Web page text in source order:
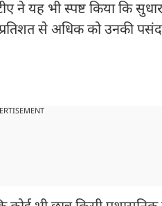
ने यह भी स्पष्ट किया कि
से अधिक को उनकी